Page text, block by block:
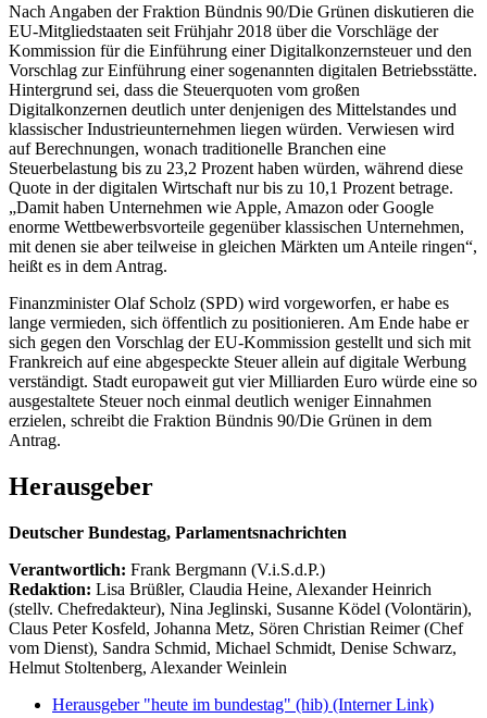
Nach Angaben der Fraktion Bündnis 90/Die Grünen diskutieren die
EU-Mitgliedstaaten seit Frühjahr 2018 über die Vorschläge der
Kommission für die Einführung einer Digitalkonzernsteuer und den
Vorschlag zur Einführung einer sogenannten digitalen Betriebsstätte.
Hintergrund sei, dass die Steuerquoten vom großen
Digitalkonzernen deutlich unter denjenigen des Mittelstandes und
klassischer Industrieunternehmen liegen würden. Verwiesen wird
auf Berechnungen, wonach traditionelle Branchen eine
Steuerbelastung bis zu 23,2 Prozent haben würden, während diese
Quote in der digitalen Wirtschaft nur bis zu 10,1 Prozent betrage.
„Damit haben Unternehmen wie Apple, Amazon oder Google
enorme Wettbewerbsvorteile gegenüber klassischen Unternehmen,
mit denen sie aber teilweise in gleichen Märkten um Anteile ringen“,
heißt es in dem Antrag.
Finanzminister Olaf Scholz (SPD) wird vorgeworfen, er habe es
lange vermieden, sich öffentlich zu positionieren. Am Ende habe er
sich gegen den Vorschlag der EU-Kommission gestellt und sich mit
Frankreich auf eine abgespeckte Steuer allein auf digitale Werbung
verständigt. Stadt europaweit gut vier Milliarden Euro würde eine so
ausgestaltete Steuer noch einmal deutlich weniger Einnahmen
erzielen, schreibt die Fraktion Bündnis 90/Die Grünen in dem
Antrag.
Herausgeber
Deutscher Bundestag, Parlamentsnachrichten
Verantwortlich: Frank Bergmann (V.i.S.d.P.)
Redaktion: Lisa Brüßler, Claudia Heine, Alexander Heinrich
(stellv. Chefredakteur), Nina Jeglinski, Susanne Ködel (Volontärin),
Claus Peter Kosfeld, Johanna Metz, Sören Christian Reimer (Chef
vom Dienst), Sandra Schmid, Michael Schmidt, Denise Schwarz,
Helmut Stoltenberg, Alexander Weinlein
Herausgeber "heute im bundestag" (hib) (Interner Link)